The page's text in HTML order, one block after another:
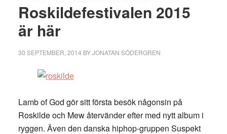
Roskildefestivalen 2015
är här
30 SEPTEMBER, 2014 BYJONATAN SÖDERGREN
Lamb of God gör sitt första besök någonsin på
Roskilde och Mew återvänder efter med nytt album i
ryggen. Även den danska hiphop-gruppen Suspekt